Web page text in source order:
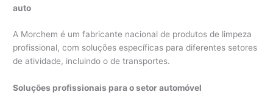
auto
A Morchem é um fabricante nacional de produtos de limpeza
profissional, com soluções específicas para diferentes setores
de atividade, incluindo o de transportes.
Soluções profissionais para o setor automóvel